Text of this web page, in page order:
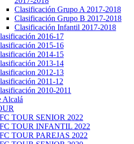
Clasificación Grupo A 2017-2018
Clasificación Grupo B 2017-2018
Clasificación Infantil 2017-2018
2016-17
2015-16
2014-15
2013-14
2012-13
2011-12
2010-2011
Alcalá
TOUR SENIOR 2022
TOUR INFANTIL 2022
TOUR PAREJAS 2022